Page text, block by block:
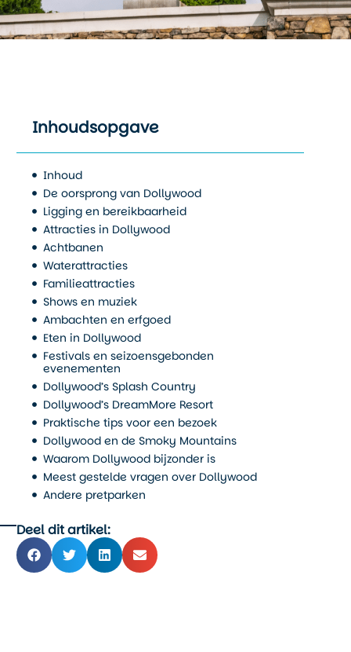
Inhoudsopgave
Inhoud
De oorsprong van Dollywood
Ligging en bereikbaarheid
Attracties in Dollywood
Achtbanen
Waterattracties
Familieattracties
Shows en muziek
Ambachten en erfgoed
Eten in Dollywood
Festivals en seizoensgebonden
evenementen
Dollywood’s Splash Country
Dollywood’s DreamMore Resort
Praktische tips voor een bezoek
Dollywood en de Smoky Mountains
Waarom Dollywood bijzonder is
Meest gestelde vragen over Dollywood
Andere pretparken
Deel dit artikel: